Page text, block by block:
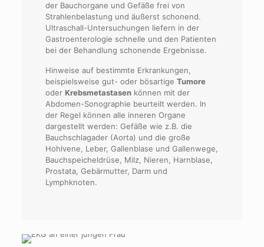
der Bauchorgane und Gefäße frei von
Strahlenbelastung und äußerst schonend.
Ultraschall-Untersuchungen liefern in der
Gastroenterologie schnelle und den Patienten
bei der Behandlung schonende Ergebnisse.
Hinweise auf bestimmte Erkrankungen,
beispielsweise gut- oder bösartigeTumore
oderKrebsmetastasen können mit der
Abdomen-Sonographie beurteilt werden. In
der Regel können alle inneren Organe
dargestellt werden: Gefäße wie z.B. die
Bauchschlagader (Aorta) und die große
Hohlvene, Leber, Gallenblase und Gallenwege,
Bauchspeicheldrüse, Milz, Nieren, Harnblase,
Prostata, Gebärmutter, Darm und
Lymphknoten.